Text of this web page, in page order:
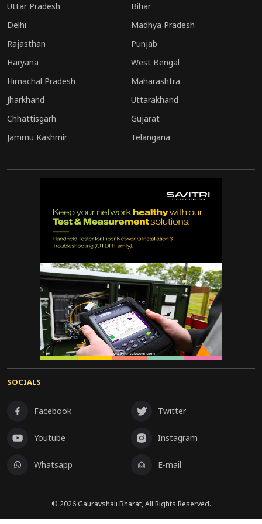
पोर्टल
Uttar Pradesh
Bihar
Delhi
Madhya Pradesh
Rajasthan
Punjab
Haryana
West Bengal
Himachal Pradesh
Maharashtra
Jharkhand
Uttarakhand
Chhattisgarh
Gujarat
Jammu Kashmir
Telangana
SOCIALS
Facebook Twitter
Youtube Instagram
Whatsapp E-mail
© 2026Gauravshali Bharat, All Rights Reserved.